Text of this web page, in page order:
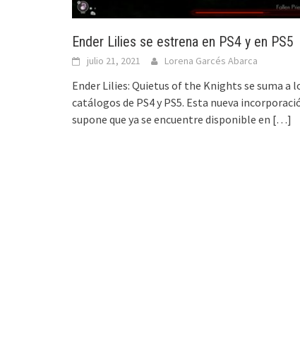
Ender Lilies se estrena en PS4 y en PS5
julio 21, 2021 Lorena Garcés Abarca
Ender Lilies: Quietus of the Knights se suma a
catálogos de PS4 y PS5. Esta nueva
supone que ya se encuentre disponible en […]